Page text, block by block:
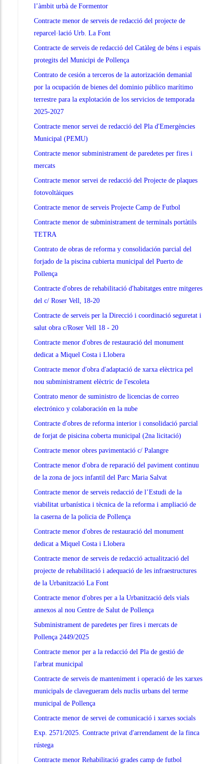
l’àmbit urbà de Formentor
Contracte menor de serveis de redacció del projecte de
reparcel·lació Urb. La Font
Contracte de serveis de redacció del Catàleg de béns i espais
protegits del Municipi de Pollença
Contrato de cesión a terceros de la autorización demanial
por la ocupación de bienes del dominio público marítimo
terrestre para la explotación de los servicios de temporada
2025-2027
Contracte menor servei de redacció del Pla d'Emergències
Municipal (PEMU)
Contracte menor subministrament de paredetes per fires i
mercats
Contracte menor servei de redacció del Projecte de plaques
fotovoltàiques
Contracte menor de serveis Projecte Camp de Futbol
Contracte menor de subministrament de terminals portàtils
TETRA
Contrato de obras de reforma y consolidación parcial del
forjado de la piscina cubierta municipal del Puerto de
Pollença
Contracte d'obres de rehabilitació d'habitatges entre mitgeres
del c/ Roser Vell, 18-20
Contracte de serveis per la Direcció i coordinació seguretat i
salut obra c/Roser Vell 18 - 20
Contracte menor d'obres de restauració del monument
dedicat a Miquel Costa i Llobera
Contracte menor d'obra d'adaptació de xarxa elèctrica pel
nou subministrament elèctric de l'escoleta
Contrato menor de suministro de licencias de correo
electrónico y colaboración en la nube
Contracte d'obres de reforma interior i consolidació parcial
de forjat de pisicina coberta municipal (2na licitació)
Contracte menor obres pavimentació c/ Palangre
Contracte menor d'obra de reparació del paviment continuu
de la zona de jocs infantil del Parc Maria Salvat
Contracte menor de serveis redacció de l’Estudi de la
viabilitat urbanística i tècnica de la reforma i ampliació de
la caserna de la policia de Pollença
Contracte menor d'obres de restauració del monument
dedicat a Miquel Costa i Llobera
Contracte menor de serveis de redacció actualització del
projecte de rehabilitació i adequació de les infraestructures
de la Urbanització La Font
Contracte menor d'obres per a la Urbanització dels vials
annexos al nou Centre de Salut de Pollença
Subministrament de paredetes per fires i mercats de
Pollença 2449/2025
Contracte menor per a la redacció del Pla de gestió de
l'arbrat municipal
Contracte de serveis de manteniment i operació de les xarxes
municipals de clavegueram dels nuclis urbans del terme
municipal de Pollença
Contracte menor de servei de comunicació i xarxes socials
Exp. 2571/2025. Contracte privat d'arrendament de la finca
rústega
Contracte menor Rehabilitació grades camp de futbol